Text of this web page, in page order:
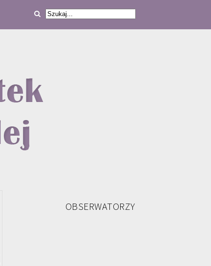
OBSERWATORZY